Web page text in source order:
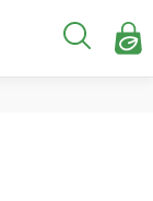
Hledat